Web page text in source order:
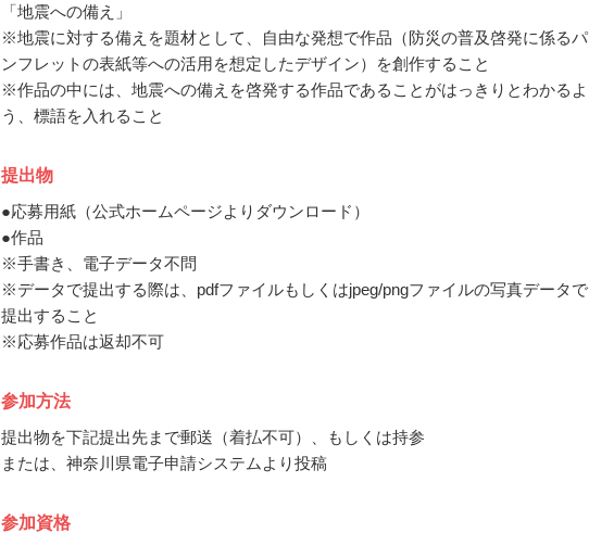
「地震への備え」
※地震に対する備えを題材として、自由な発想で作品（防災の普及啓発に係るパ
ンフレットの表紙等への活用を想定したデザイン）を創作すること
※作品の中には、地震への備えを啓発する作品であることがはっきりとわかるよ
う、標語を入れること
提出物
●応募用紙（公式ホームページよりダウンロード）
●作品
※手書き、電子データ不問
※データで提出する際は、pdfファイルもしくはjpeg/pngファイルの写真データで
提出すること
※応募作品は返却不可
参加方法
提出物を下記提出先まで郵送（着払不可）、もしくは持参
または、神奈川県電子申請システムより投稿
参加資格